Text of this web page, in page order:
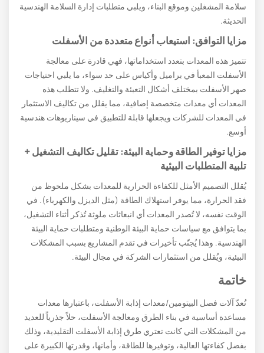
سلامة المشغلين وموقع البناء، ويلبي متطلبات إدارة السلامة الهندسية
الحديثة.
مزايا التوافق: استيعاب أنواع متعددة من الأسفلت
تتميز هذه المعدات بتعدد استخداماتها، فهي قادرة على معالجة
الأسفلت المعبأ في براميل وأكياس على حد سواء، ما يلبي احتياجات
صهر الأسفلت بمختلف أشكال التعبئة والتغليف. ولا تتطلب هذه
المعدات أي معدات متخصصة إضافية، مما يقلل من تكاليف الاستثمار
في المعدات للشركات ويجعلها قابلة للتطبيق في سيناريوهات هندسية
أوسع.
مزايا توفير الطاقة وحماية البيئة: تقليل تكاليف التشغيل +
تلبية المتطلبات البيئية
يُقلل التصميم الأمثل للكفاءة الحرارية للمعدات بشكل ملحوظ من
فقد الحرارة، مما يوفر استهلاك الطاقة (مثل الديزل والكهرباء). في
الوقت نفسه، لا تُصدر المعدات أي انبعاثات ملوثة تُذكر أثناء التشغيل،
بما يتوافق مع سياسات حماية البيئة الوطنية ومتطلبات حماية البيئة
الهندسية. وهذا يُجنّب تأخيرات في تقدم المشاريع بسبب المشكلات
البيئية، ويُقلل من استثمارات الشركة في مجال البيئة.
خاتمة
تُعدّ آلات فصل البيتومين/معدات إذابة الأسفلت، باعتبارها معدات
مساعدة أساسية في بناء الطرق ومعالجة الأسفلت، حلاً جذرياً للعديد
من المشكلات التي كانت تعتري طرق إذابة الأسفلت التقليدية، وذلك
بفضل كفاءتها العالية، وتوفيرها للطاقة، وأمانها، وقدرتها الكبيرة على